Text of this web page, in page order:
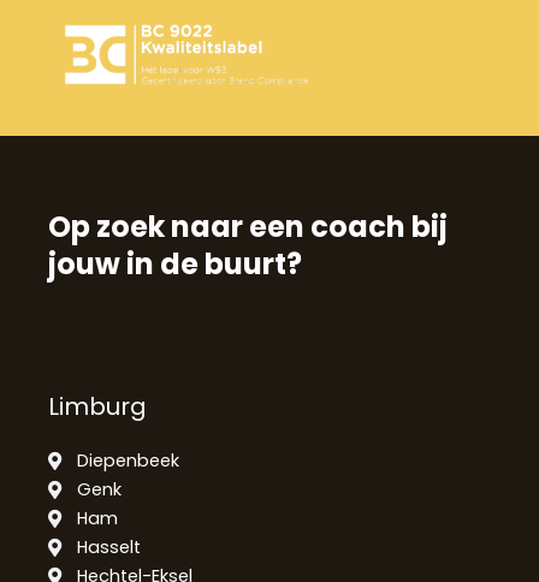
Op zoek naar een coach bij
jouw in de buurt?
Limburg
Diepenbeek
Genk
Ham
Hasselt
Hechtel-Eksel